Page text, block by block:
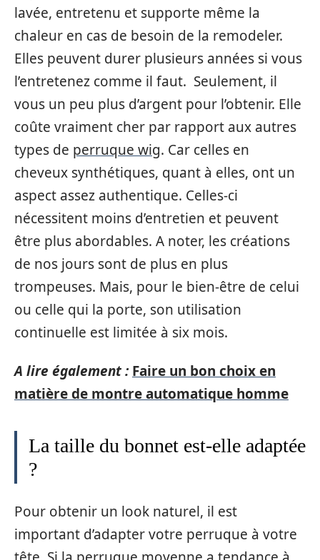
lavée, entretenu et supporte même la
chaleur en cas de besoin de la remodeler.
Elles peuvent durer plusieurs années si vous
l’entretenez comme il faut. Seulement, il
vous un peu plus d’argent pour l’obtenir. Elle
coûte vraiment cher par rapport aux autres
types de perruque wig. Car celles en
cheveux synthétiques, quant à elles, ont un
aspect assez authentique. Celles-ci
nécessitent moins d’entretien et peuvent
être plus abordables. A noter, les créations
de nos jours sont de plus en plus
trompeuses. Mais, pour le bien-être de celui
ou celle qui la porte, son utilisation
continuelle est limitée à six mois.
A lire également : Faire un bon choix en
matière de montre automatique homme
La taille du bonnet est-elle adaptée
?
Pour obtenir un look naturel, il est
important d’adapter votre perruque à votre